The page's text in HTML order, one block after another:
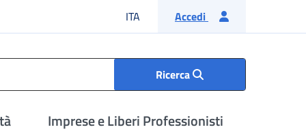
ITA Lingua italiana
Accedi
Ricerca
Imprese e Liberi Professionisti